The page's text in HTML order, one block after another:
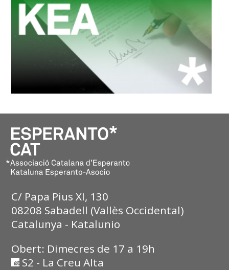
C/ Papa Pius XI, 130
08208 Sabadell (Vallès Occidental)
Catalunya - Katalunio
Obert: Dimecres de 17 a 19h
S2 - La Creu Alta